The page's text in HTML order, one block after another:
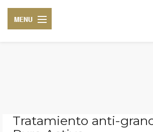
Tratamiento anti-